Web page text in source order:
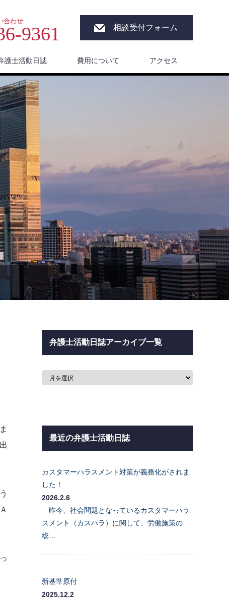
合わせ
9361 相談受付フォーム
護士活動日誌 費用について アクセス
弁護士活動日誌アーカイブ一覧
最近の弁護士活動日誌
カスタマーハラスメント対策が義務化がされま
した！
2026.2.6
昨今、社会問題となっているカスタマーハラ
スメント（カスハラ）に関して、労働施策の
総…
新基準原付
2025.12.2